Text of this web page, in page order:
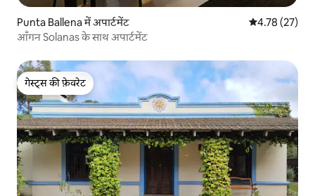
Punta Ballena में अपार्टमेंट औसत रेटिंग 5 में
4.78 (27)
आँगन Solanas के साथ अपार्टमेंट
गेस्ट्स की फ़ेवरेट
गेस्ट्स की फ़ेवरेट